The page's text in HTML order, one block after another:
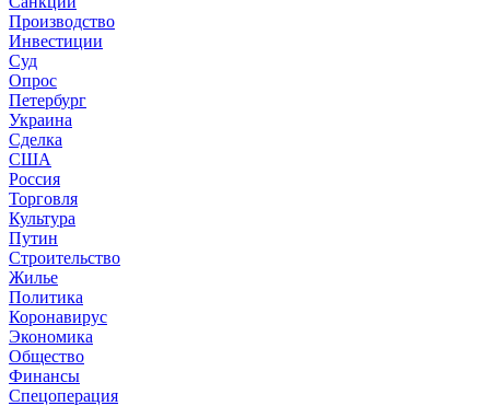
Производство
Инвестиции
Суд
Опрос
Петербург
Украина
Сделка
США
Россия
Торговля
Культура
Путин
Строительство
Жилье
Политика
Коронавирус
Экономика
Общество
Финансы
Спецоперация